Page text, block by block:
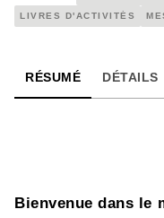
LIVRES D'ACTIVITÉS
RÉSUMÉ DÉTAILS
Bienvenue dans le